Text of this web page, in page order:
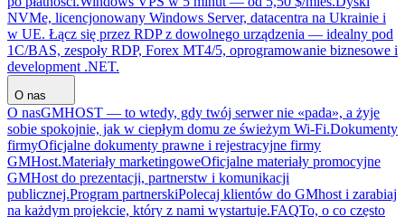
NVMe, licencjonowany Windows Server, datacentra na Ukrainie i
w UE. Łącz się przez RDP z dowolnego urządzenia — idealny pod
1C/BAS, zespoły RDP, Forex MT4/5, oprogramowanie biznesowe i
development .NET.
O nas
O nasGMHOST — to wtedy, gdy twój serwer nie «pada», a żyje
sobie spokojnie, jak w ciepłym domu ze świeżym Wi-Fi.Dokumenty
firmyOficjalne dokumenty prawne i rejestracyjne firmy
GMHost.Materiały marketingoweOficjalne materiały promocyjne
GMHost do prezentacji, partnerstw i komunikacji
publicznej.Program partnerskiPolecaj klientów do GMhost i zarabiaj
na każdym projekcie, który z nami wystartuje.FAQTo, o co często